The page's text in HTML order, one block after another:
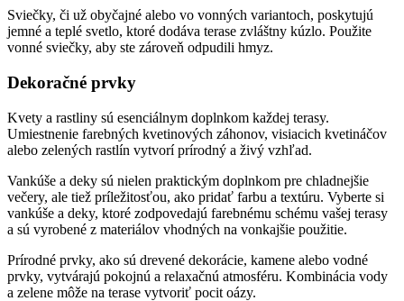
Sviečky, či už obyčajné alebo vo vonných variantoch, poskytujú
jemné a teplé svetlo, ktoré dodáva terase zvláštny kúzlo. Použite
vonné sviečky, aby ste zároveň odpudili hmyz.
Dekoračné prvky
Kvety a rastliny sú esenciálnym doplnkom každej terasy.
Umiestnenie farebných kvetinových záhonov, visiacich kvetináčov
alebo zelených rastlín vytvorí prírodný a živý vzhľad.
Vankúše a deky sú nielen praktickým doplnkom pre chladnejšie
večery, ale tiež príležitosťou, ako pridať farbu a textúru. Vyberte si
vankúše a deky, ktoré zodpovedajú farebnému schému vašej terasy
a sú vyrobené z materiálov vhodných na vonkajšie použitie.
Prírodné prvky, ako sú drevené dekorácie, kamene alebo vodné
prvky, vytvárajú pokojnú a relaxačnú atmosféru. Kombinácia vody
a zelene môže na terase vytvoriť pocit oázy.